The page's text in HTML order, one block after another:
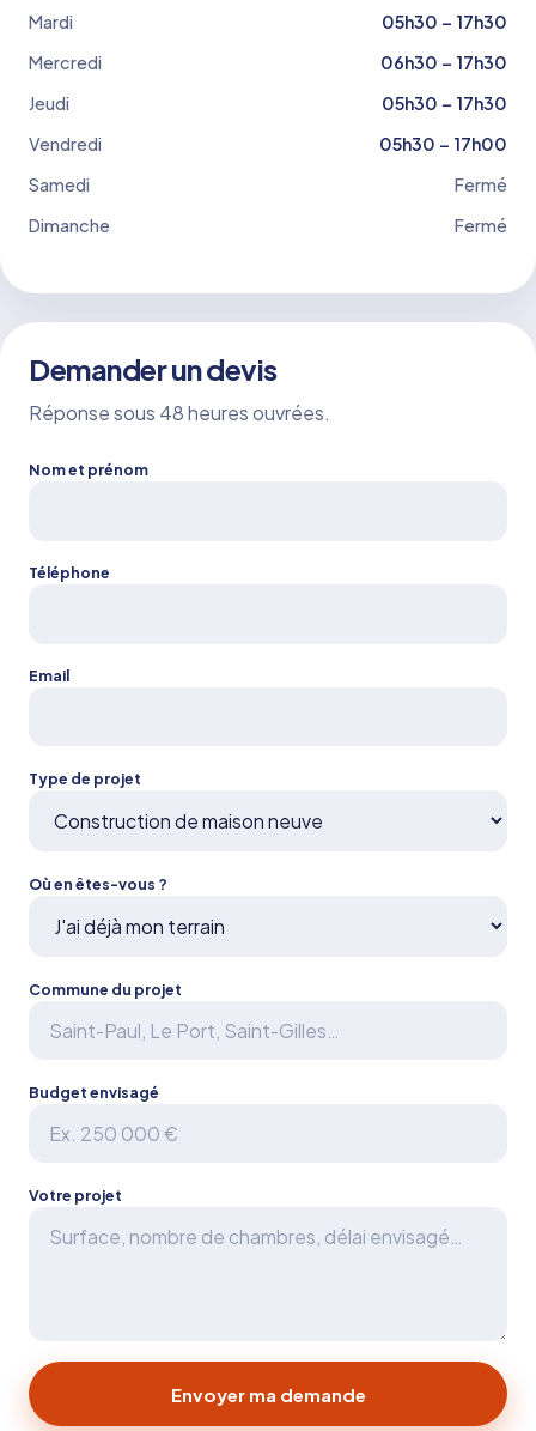
Mardi
05h30 – 17h30
Mercredi
06h30 – 17h30
Jeudi
05h30 – 17h30
Vendredi
05h30 – 17h00
Samedi
Fermé
Dimanche
Fermé
Demander un devis
Réponse sous 48 heures ouvrées.
Nom et prénom
Téléphone
Email
Type de projet
Où en êtes-vous ?
Commune du projet
Budget envisagé
Votre projet
Envoyer ma demande